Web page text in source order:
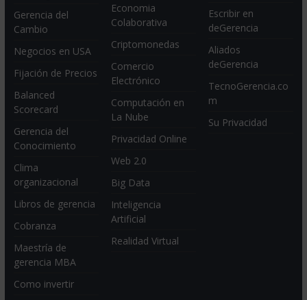
Gerencia del
Cambio
Negocios en USA
Fijación de Precios
Balanced
Scorecard
Gerencia del
Conocimiento
Clima
organizacional
Libros de gerencia
Cobranza
Maestría de
gerencia MBA
Como invertir
Economia
Colaborativa
Criptomonedas
Comercio
Electrónico
Computación en
La Nube
Privacidad Online
Web 2.0
Big Data
Inteligencia
Artificial
Realidad Virtual
Escribir en
deGerencia
Aliados
deGerencia
TecnoGerencia.co
m
Su Privacidad